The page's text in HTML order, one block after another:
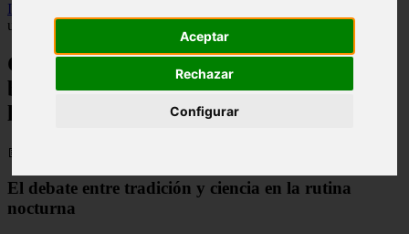
Aceptar
Rechazar
Configurar
Inicio
un vaso de leche justo antes de ir a la cama?
Consultorio de nutrición: ¿Es beneficioso
beber un vaso de leche justo antes de ir a
la cama?
📅 13/06/2026
El debate entre tradición y ciencia en la rutina
nocturna